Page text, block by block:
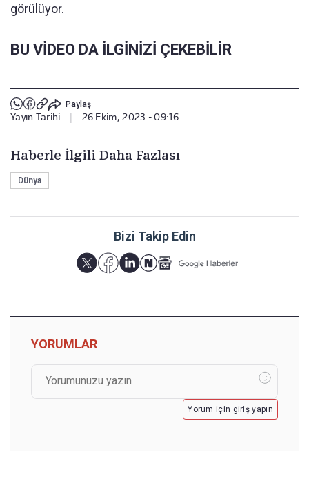
görülüyor.
BU VİDEO DA İLGİNİZİ ÇEKEBİLİR
Paylaş
Yayın Tarihi 26 Ekim, 2023 - 09:16
Haberle İlgili Daha Fazlası
Dünya
Bizi Takip Edin
YORUMLAR
Yorum için giriş yapın